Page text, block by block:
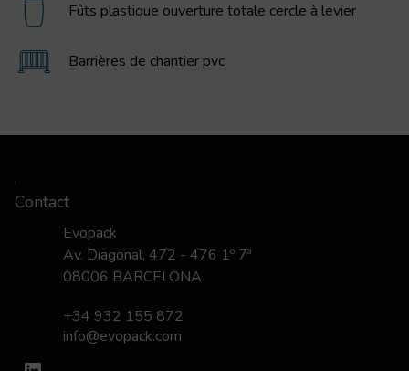
Fûts plastique ouverture totale cercle à levier
Barrières de chantier pvc
Contact
Evopack
Av. Diagonal, 472 - 476 1º 7ª
08006 BARCELONA
+34 932 155 872
info@evopack.com